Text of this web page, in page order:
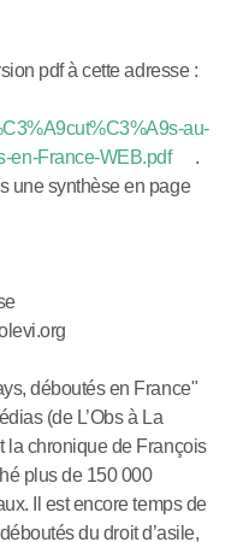
pdf à cette adresse :
au-
en-France-WEB.pdf
.
une synthèse en page
déboutés en France"
(de L’Obs à La
la chronique de François
plus de 150 000
Il est encore temps de
du droit d’asile,